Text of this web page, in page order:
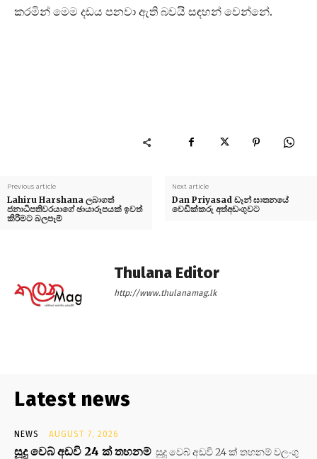
කරමින් මෙම දඩය පනවා ඇති බවයි සඳහන් වෙන්නේ.
Previous article
Lahiru Harshana ලබාගත්
ජනාධිපතිවරයාගේ ඡායාරූපයක් ඉවත්
කිරීමට බලපෑම්
Next article
Dan Priyasad ඩෑන් ඝාතනයේ
වෙඩික්කරු අත්අඩංගුවට
Thulana Editor
http://www.thulanamag.lk
Latest news
NEWS AUGUST 7, 2026
සූදු වෙබ් අඩවි 24 ක් තහනම් සූදු වෙබ් අඩවි 24 ක් තහනම් වලංගු